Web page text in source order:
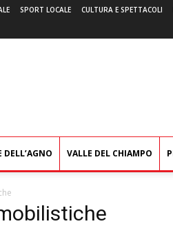
SPORT LOCALE CULTURA E SPETTACOLI
DELL’AGNO VALLE DEL CHIAMPO